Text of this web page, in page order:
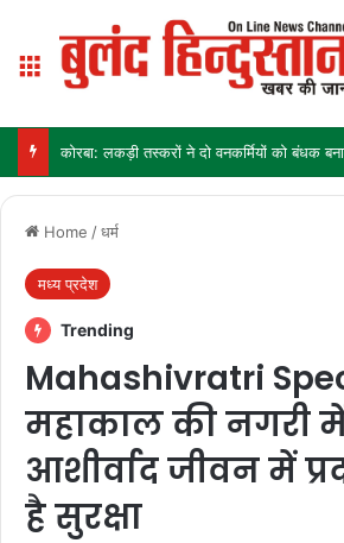
Menu
कोरबा: लकड़ी तस्करों ने दो वनकर्मियों को बंधक
Home /धर्म
मध्य प्रदेश
Trending
Mahashivratri
महाकाल की नगरी में
आशीर्वाद जीवन में
है सुरक्षा